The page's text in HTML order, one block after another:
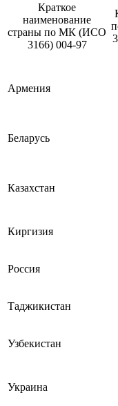
Краткое
наименование
страны по МК (ИСО
3166) 004-97
Армения
Беларусь
Казахстан
Киргизия
Россия
Таджикистан
Узбекистан
Украина